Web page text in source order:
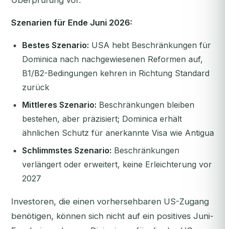
Szenarien für Ende Juni 2026:
Bestes Szenario: USA hebt Beschränkungen für
Dominica nach nachgewiesenen Reformen auf,
B1/B2-Bedingungen kehren in Richtung Standard
zurück
Mittleres Szenario: Beschränkungen bleiben
bestehen, aber präzisiert; Dominica erhält
ähnlichen Schutz für anerkannte Visa wie Antigua
Schlimmstes Szenario: Beschränkungen
verlängert oder erweitert, keine Erleichterung vor
2027
Investoren, die einen vorhersehbaren US-Zugang
benötigen, können sich nicht auf ein positives Juni-